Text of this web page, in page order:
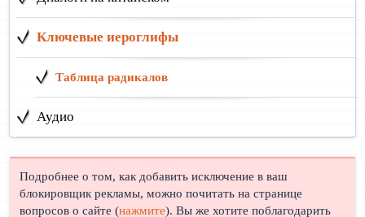
Ключевые иероглифы
Таблица радикалов
Аудио
Подробнее о том, как добавить исключение в ваш
блокировщик рекламы, можно почитать на странице
вопросов о сайте (нажмите). Вы же хотите поблагодарить